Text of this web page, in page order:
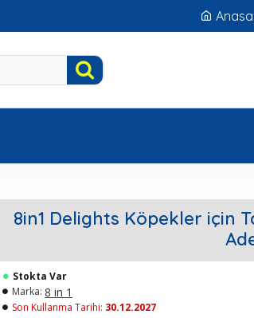
8in1 Delights Köpekler için
Stokta Var
Marka: 8 in 1
Son Kullanma Tarihi: 30.12.2027